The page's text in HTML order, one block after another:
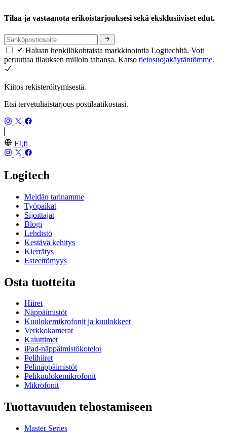
Tilaa ja vastaanota erikoistarjouksesi sekä eksklusiiviset edut.
Haluan henkilökohtaista markkinointia Logitechltä. Voit
peruuttaa tilauksen milloin tahansa. Katso tietosuojakäytäntömme.
Kiitos rekisteröitymisestä.
Etsi tervetuliaistarjous postilaatikostasi.
FI,fi
Logitech
Meidän tarinamme
Työpaikat
Sijoittajat
Blogi
Lehdistö
Kestävä kehitys
Kierrätys
Esteettömyys
Osta tuotteita
Hiiret
Näppäimistöt
Kuulokemikrofonit ja kuulokkeet
Verkkokamerat
Kaiuttimet
iPad-näppäimistökotelot
Pelihiiret
Pelinäppäimistöt
Pelikuulokemikrofonit
Mikrofonit
Tuottavuuden tehostamiseen
Master Series